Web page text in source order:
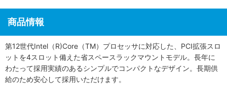
商品情報
第12世代Intel（R)Core（TM）プロセッサに対応した、PCI拡張スロ
ットを4スロット備えた省スペースラックマウントモデル。長年に
わたって採用実績のあるシンプルでコンパクトなデザイン。長期供
給のため安心して採用いただけます。